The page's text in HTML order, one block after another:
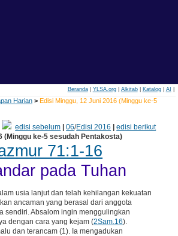
Beranda| YLSA.org| Alkitab| Katalog| AI
Harian > Edisi Minggu, 12 Juni 2016 (Minggu ke-5
edisi sebelum |06/Edisi 2016 |edisi berikut
(Minggu ke-5 sesudah Pentakosta)
71:1-16
pada Tuhan
usia lanjut dan telah kehilangan kekuatan
ancaman yang berasal dari anggota
sendiri. Absalom ingin menggulingkan
dengan cara yang kejam (2Sam.16).
dan terancam (1). Ia mengadukan